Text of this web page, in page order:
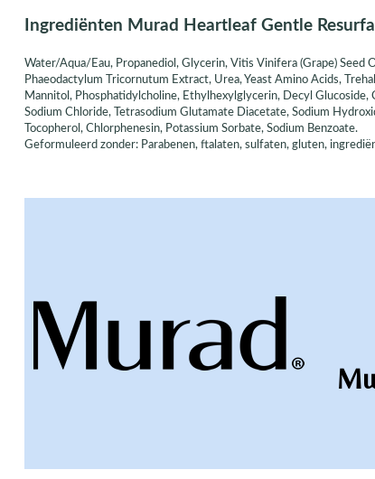
Ingrediënten Murad Heartleaf Gentle
Water/Aqua/Eau, Propanediol, Glycerin, Vitis Vinifera (Grape) Seed
Phaeodactylum Tricornutum Extract, Urea, Yeast Amino Acids,
Mannitol, Phosphatidylcholine, Ethylhexylglycerin, Decyl
Sodium Chloride, Tetrasodium Glutamate Diacetate, Sodium
Tocopherol, Chlorphenesin, Potassium Sorbate, Sodium Benzoate.
Geformuleerd zonder: Parabenen, ftalaten, sulfaten, gluten,